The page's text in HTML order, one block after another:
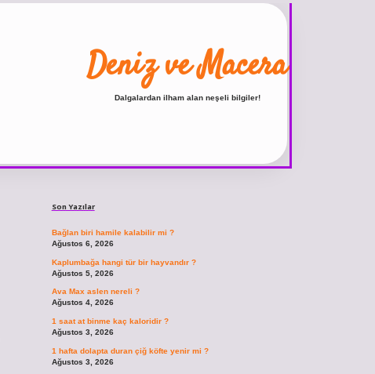
Deniz ve Macera
Dalgalardan ilham alan neşeli bilgiler!
Son Yazılar
Bağlan biri hamile kalabilir mi ?
Ağustos 6, 2026
Kaplumbağa hangi tür bir hayvandır ?
Ağustos 5, 2026
Ava Max aslen nereli ?
Ağustos 4, 2026
1 saat at binme kaç kaloridir ?
Ağustos 3, 2026
1 hafta dolapta duran çiğ köfte yenir mi ?
Ağustos 3, 2026
ilbetvdcasino giriş sitesivdcasino güncel girişhttps://www.betexper.xyz/